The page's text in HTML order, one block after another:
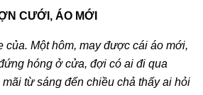
CƯỚI, ÁO MỚI
của. Một hôm, may được cái áo mới,
hóng ở cửa, đợi có ai đi qua
từ sáng đến chiều chả thấy ai hỏi